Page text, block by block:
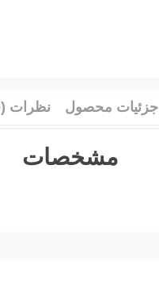
جزئیات محصول نظرات (0)
مشخصات